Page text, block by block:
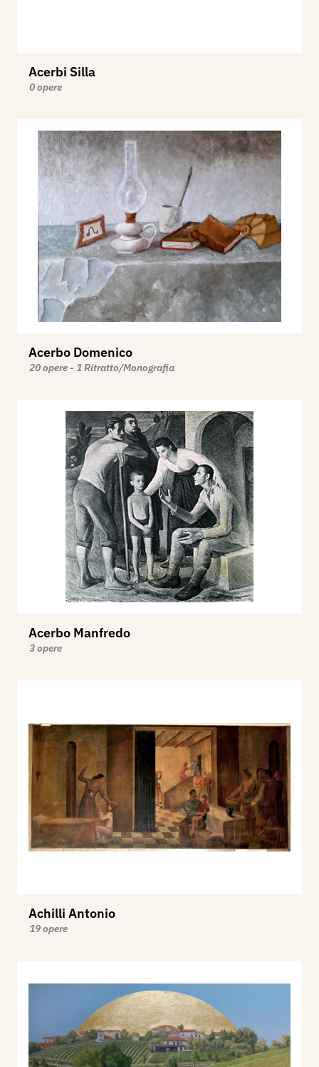
Acerbi Silla
0 opere
Acerbo Domenico
20 opere - 1 Ritratto/Monografia
Acerbo Manfredo
3 opere
Achilli Antonio
19 opere